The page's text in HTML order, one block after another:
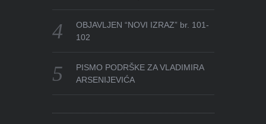
OBJAVLJEN “NOVI IZRAZ” br. 101-
102
PISMO PODRŠKE ZA VLADIMIRA
ARSENIJEVIĆA